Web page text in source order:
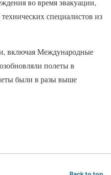
во время эвакуации,
специалистов из
включая Международные
полеты в
были в разы выше